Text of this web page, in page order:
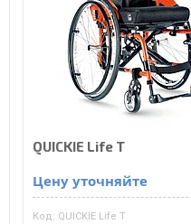
QUICKIE Life T
Цену уточняйте
QUICKIE Life T